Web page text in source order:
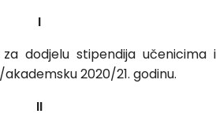
I
za dodjelu stipendija učenicima i
2020/21. godinu.
II